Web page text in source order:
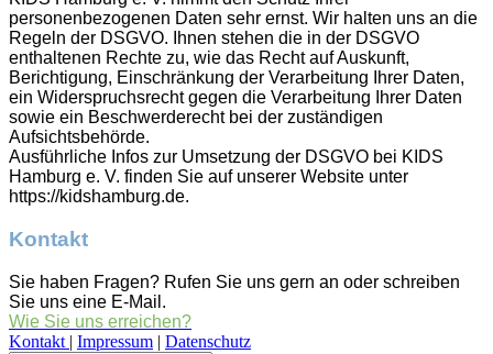
personenbezogenen Daten sehr ernst. Wir halten uns an die
Regeln der DSGVO. Ihnen stehen die in der DSGVO
enthaltenen Rechte zu, wie das Recht auf Auskunft,
Berichtigung, Einschränkung der Verarbeitung Ihrer Daten,
ein Widerspruchsrecht gegen die Verarbeitung Ihrer Daten
sowie ein Beschwerderecht bei der zuständigen
Aufsichtsbehörde.
Ausführliche Infos zur Umsetzung der DSGVO bei KIDS
Hamburg e. V. finden Sie auf unserer Website unter
https://kidshamburg.de.
Kontakt
Sie haben Fragen? Rufen Sie uns gern an oder schreiben
Sie uns eine E-Mail.
Wie Sie uns erreichen?
Kontakt | Impressum | Datenschutz